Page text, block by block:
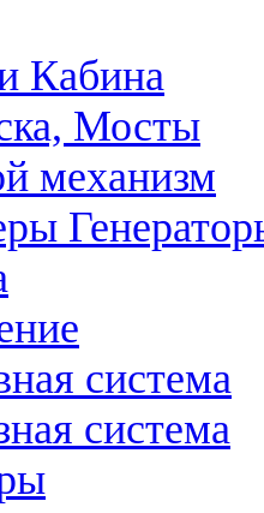
Кабина
Мосты
механизм
система
система